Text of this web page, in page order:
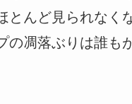
とんど見られなく
の凋落ぶりは誰も